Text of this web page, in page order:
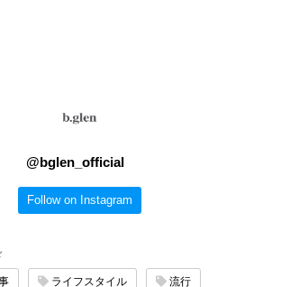
@bglen_official
Follow on Instagram
ライフスタイル 流行